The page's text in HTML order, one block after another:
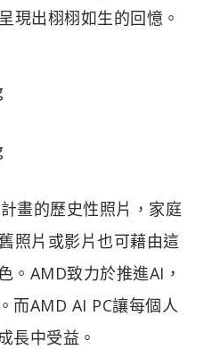
現出栩栩如生的回憶。
畫的歷史性照片，家庭
照片或影片也可藉由這
。AMD致力於推進AI，
而AMD AI PC讓每個人
長中受益。